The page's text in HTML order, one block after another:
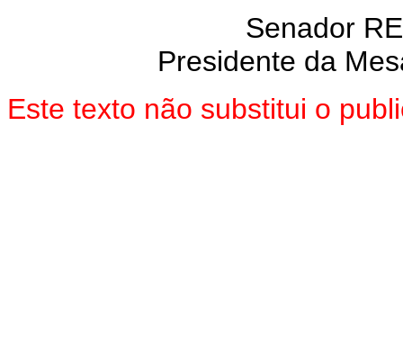
Senador
Presidente da
Este texto não substitui o